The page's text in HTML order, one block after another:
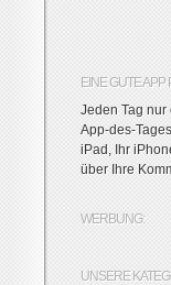
EINE GUTE APP
Jeden Tag nur
App-des-
iPad, Ihr
über Ihre
WERBUNG:
UNSERE